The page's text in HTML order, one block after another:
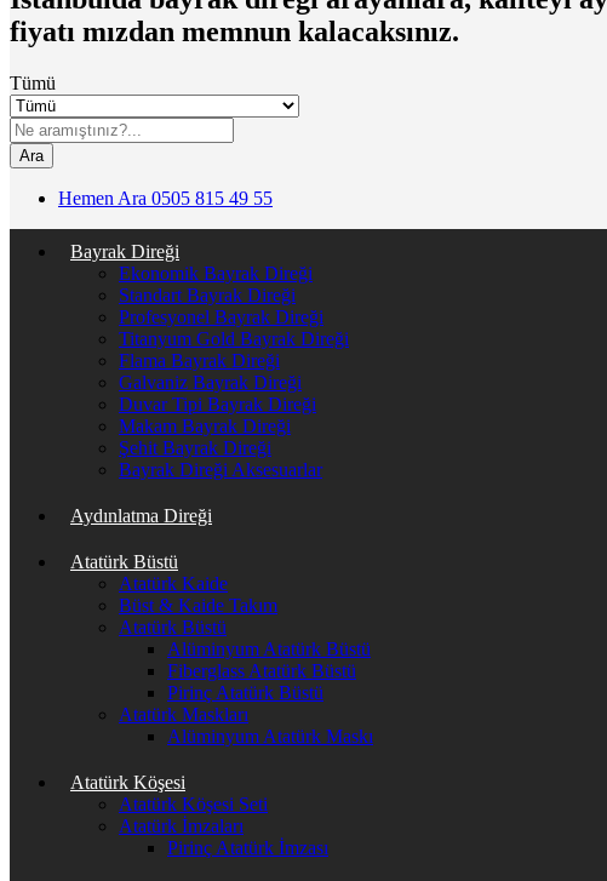
fiyatı mızdan memnun kalacaksınız.
Tümü
Ara
Hemen Ara 0505 815 49 55
Bayrak Direği
Ekonomik Bayrak Direği
Standart Bayrak Direği
Profesyonel Bayrak Direği
Titanyum Gold Bayrak Direği
Flama Bayrak Direği
Galvaniz Bayrak Direği
Duvar Tipi Bayrak Direği
Makam Bayrak Direği
Şehit Bayrak Direği
Bayrak Direği Aksesuarlar
Aydınlatma Direği
Atatürk Büstü
Atatürk Kaide
Büst & Kaide Takım
Atatürk Büstü
Alüminyum Atatürk Büstü
Fiberglass Atatürk Büstü
Pirinç Atatürk Büstü
Atatürk Maskları
Alüminyum Atatürk Maskı
Atatürk Köşesi
Atatürk Köşesi Seti
Atatürk İmzaları
Pirinç Atatürk İmzası